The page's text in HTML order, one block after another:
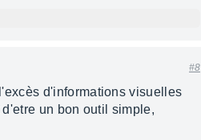
#8
d'informations visuelles
un bon outil simple,